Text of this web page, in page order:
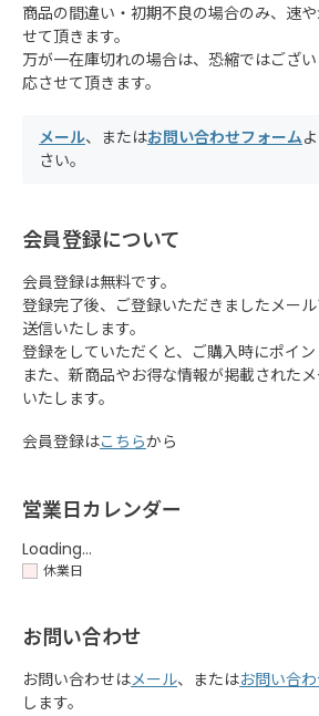
商品の間違い・初期不良の場合のみ、速
せて頂きます。
万が一在庫切れの場合は、恐縮ではござ
応させて頂きます。
メール、またはお問い合わせフォーム
さい。
会員登録について
会員登録は無料です。
登録完了後、ご登録いただきましたメー
送信いたします。
登録をしていただくと、ご購入時にポイン
また、新商品やお得な情報が掲載された
いたします。
会員登録はこちらから
営業日カレンダー
Loading...
休業日
お問い合わせ
お問い合わせはメール、またはお問い合
します。